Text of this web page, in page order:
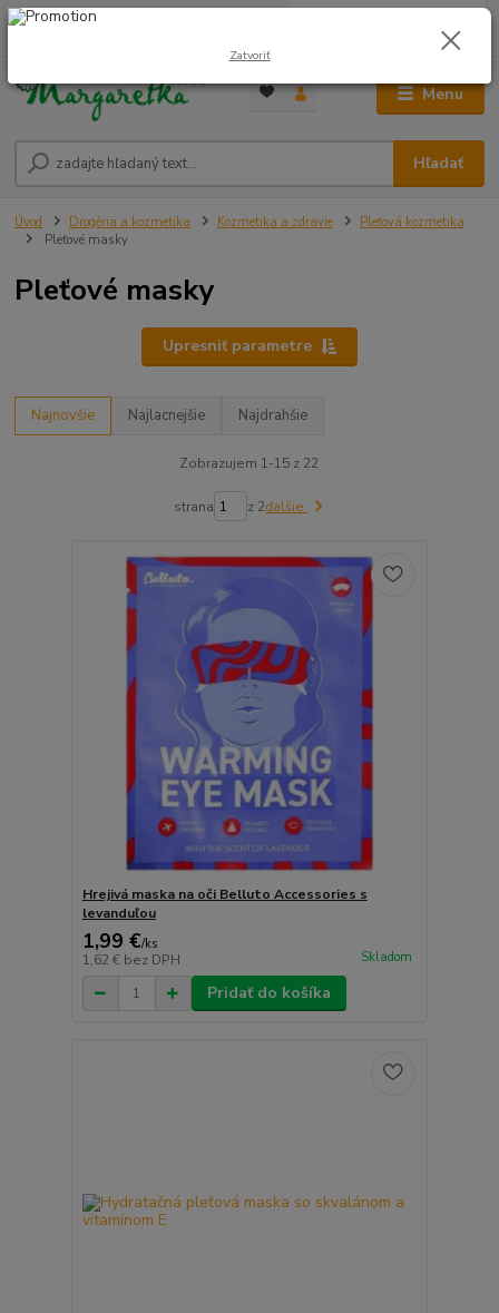
Menu
Hľadať
0948 236 042
0,00 €
Úvod Drogéria a kozmetika Kozmetika a zdravie
Pleťová kozmetika
Pleťové masky
Pleťové masky
Upresniť parametre
Najnovšie Najlacnejšie Najdrahšie
Zobrazujem 1-15 z 22
strana z 2ďalšie
Hrejivá maska na oči Belluto Accessories s
levanduľou
1,99 €/ks
1,62 € bez DPH Skladom
Pridať do košíka
Zatvoriť